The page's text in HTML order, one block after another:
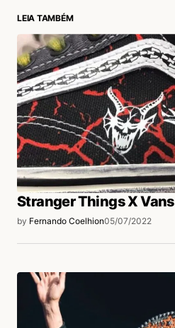
LEIA TAMBÉM
Stranger Things X Vans
by Fernando Coelhion05/07/2022